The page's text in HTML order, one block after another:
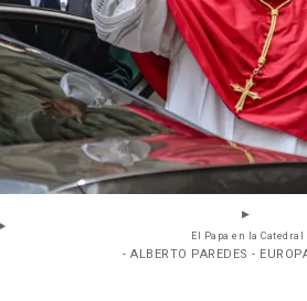
El Papa en la Catedral
- ALBERTO PAREDES -